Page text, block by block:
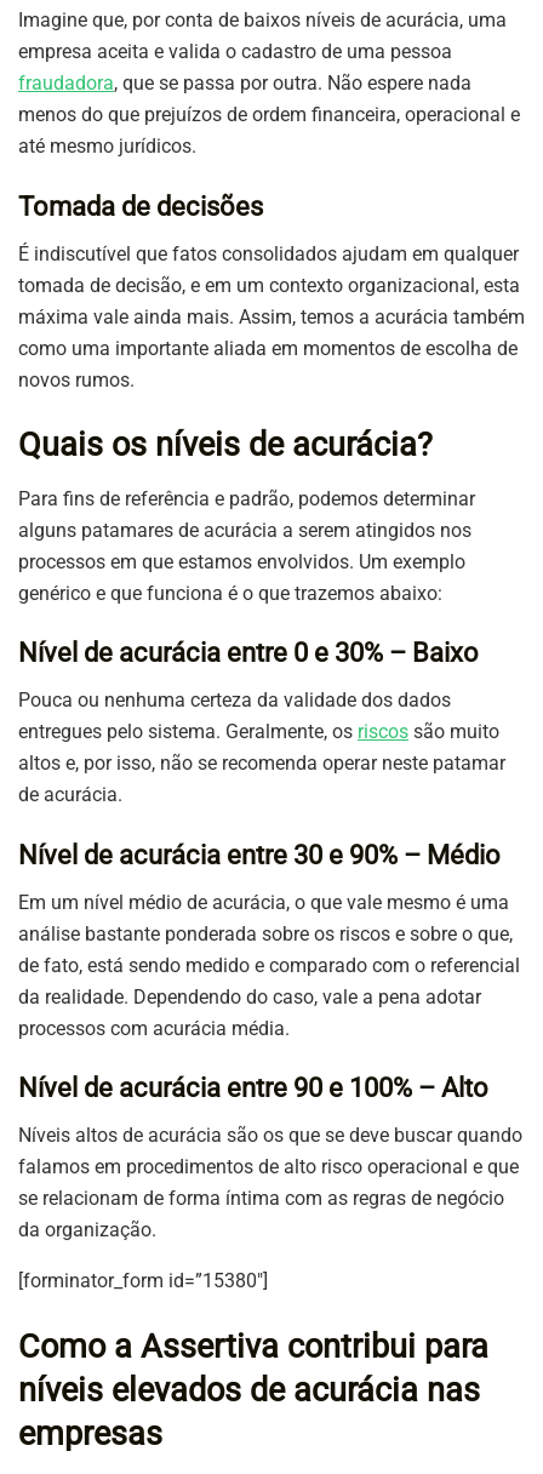
Imagine que, por conta de baixos níveis de acurácia, uma
empresa aceita e valida o cadastro de uma pessoa
fraudadora, que se passa por outra. Não espere nada
menos do que prejuízos de ordem financeira, operacional e
até mesmo jurídicos.
Tomada de decisões
É indiscutível que fatos consolidados ajudam em qualquer
tomada de decisão, e em um contexto organizacional, esta
máxima vale ainda mais. Assim, temos a acurácia também
como uma importante aliada em momentos de escolha de
novos rumos.
Quais os níveis de acurácia?
Para fins de referência e padrão, podemos determinar
alguns patamares de acurácia a serem atingidos nos
processos em que estamos envolvidos. Um exemplo
genérico e que funciona é o que trazemos abaixo:
Nível de acurácia entre 0 e 30% – Baixo
Pouca ou nenhuma certeza da validade dos dados
entregues pelo sistema. Geralmente, os riscos são muito
altos e, por isso, não se recomenda operar neste patamar
de acurácia.
Nível de acurácia entre 30 e 90% – Médio
Em um nível médio de acurácia, o que vale mesmo é uma
análise bastante ponderada sobre os riscos e sobre o que,
de fato, está sendo medido e comparado com o referencial
da realidade. Dependendo do caso, vale a pena adotar
processos com acurácia média.
Nível de acurácia entre 90 e 100% – Alto
Níveis altos de acurácia são os que se deve buscar quando
falamos em procedimentos de alto risco operacional e que
se relacionam de forma íntima com as regras de negócio
da organização.
[forminator_form id=”15380″]
Como a Assertiva contribui para
níveis elevados de acurácia nas
empresas